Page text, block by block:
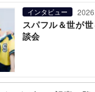
インタビュー
スパフル＆世が
談会